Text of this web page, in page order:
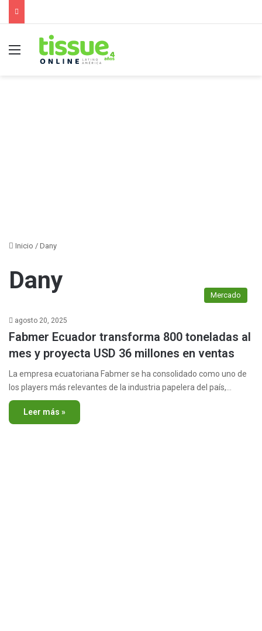
Menú
Inicio / Dany
Dany
Mercado
agosto 20, 2025
Fabmer Ecuador transforma 800 toneladas al
mes y proyecta USD 36 millones en ventas
La empresa ecuatoriana Fabmer se ha consolidado como uno de
los players más relevantes de la industria papelera del país,…
Leer más »